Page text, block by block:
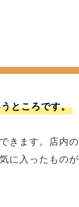
ところです。
きます。店内の
に入ったものが